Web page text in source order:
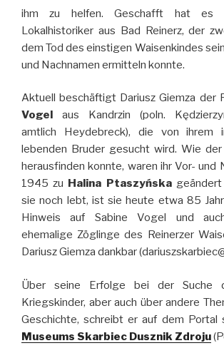
ihm zu helfen. Geschafft hat es
Lokalhistoriker aus Bad Reinerz, der
dem Tod des einstigen Waisenkindes
und Nachnamen ermitteln konnte.
Aktuell beschäftigt Dariusz Giemza der
Vogel aus Kandrzin (poln.
amtlich Heydebreck), die von ihrem
lebenden Bruder gesucht wird. Wie
herausfinden konnte, waren ihr Vor- und
1945 zu Halina Ptaszyńskageändert
sie noch lebt, ist sie heute etwa 85
Hinweis auf Sabine Vogel und
ehemalige Zöglinge des Reinerzer
Dariusz Giemza dankbar
Über seine Erfolge bei der Suche
Kriegskinder, aber auch über andere
Geschichte, schreibt er auf dem Portal
Museums Skarbiec Dusznik Zdroju